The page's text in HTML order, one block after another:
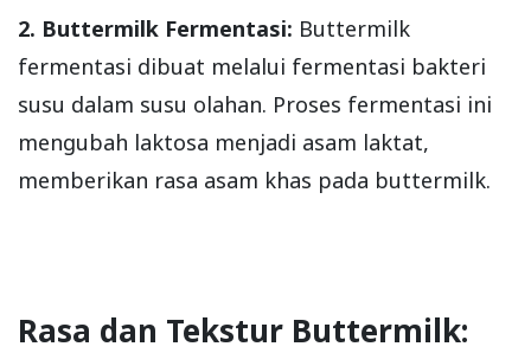
2. Buttermilk Fermentasi: Buttermilk
fermentasi dibuat melalui fermentasi bakteri
susu dalam susu olahan. Proses fermentasi ini
mengubah laktosa menjadi asam laktat,
memberikan rasa asam khas pada buttermilk.
Rasa dan Tekstur Buttermilk: